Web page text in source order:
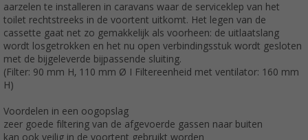
aarzelen te installeren in caravans waar de serviceklep van het
toilet rechtstreeks in de voortent uitkomt. Het legen van de
cassette gaat net zo gemakkelijk als voorheen: de uitlaatslang
wordt losgetrokken en het nu open verbindingsstuk wordt gesloten
met de bijgeleverde bijpassende sluiting.
(Filter: 90 mm H, 110 mm Ø I Filtereenheid met ventilator: 160 mm
H)
Voordelen in een oogopslag
zeer goede filtering van de afgevoerde gassen naar buiten
kan ook veilig in de voortent gebruikt worden